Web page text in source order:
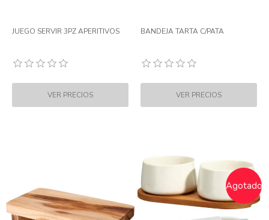
JUEGO SERVIR 3PZ APERITIVOS BANDEJA TARTA C/PATA
Agotado